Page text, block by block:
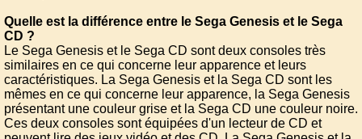
Quelle est la différence entre le Sega Genesis et le Sega
CD ?
Le Sega Genesis et le Sega CD sont deux consoles très
similaires en ce qui concerne leur apparence et leurs
caractéristiques. La Sega Genesis et la Sega CD sont les
mêmes en ce qui concerne leur apparence, la Sega Genesis
présentant une couleur grise et la Sega CD une couleur noire.
Ces deux consoles sont équipées d'un lecteur de CD et